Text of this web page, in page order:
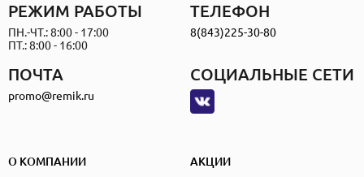
ПОЧТА
promo@remik.ru
РЕЖИМ РАБОТЫ
ПН.-ЧТ.: 8:00 - 17:00
ПТ.: 8:00 - 16:00
ТЕЛЕФОН
8(843)225-30-80
СОЦИАЛЬНЫЕ СЕТИ
О КОМПАНИИ АКЦИИ